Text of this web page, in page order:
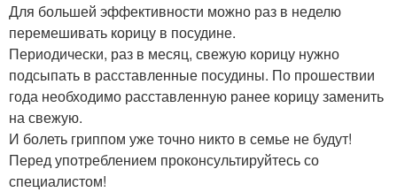
Для большей эффективности можно раз в неделю
перемешивать корицу в посудине.
Периодически, раз в месяц, свежую корицу нужно
подсыпать в расставленные посудины. По прошествии
года необходимо расставленную ранее корицу заменить
на свежую.
И болеть гриппом уже точно никто в семье не будут!
Перед употреблением проконсультируйтесь со
специалистом!